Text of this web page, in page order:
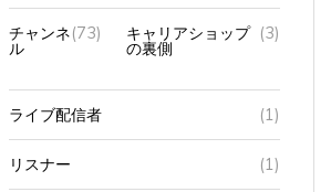
チャンネ
ル
(73) キャリアショップ
の裏側
(3)
ライブ配信者 (1)
リスナー (1)